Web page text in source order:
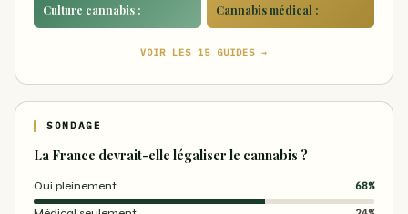
Culture cannabis : Cannabis médical :
VOIR LES 15 GUIDES →
SONDAGE
La France devrait-elle légaliser le cannabis ?
Oui pleinement 68%